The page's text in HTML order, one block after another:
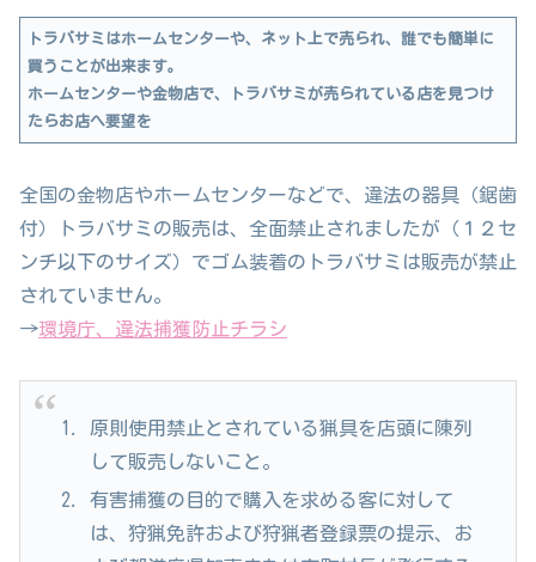
トラバサミはホームセンターや、ネット上で売られ、誰でも簡単に
買うことが出来ます。
ホームセンターや金物店で、トラバサミが売られている店を見つけ
たらお店へ要望を
全国の金物店やホームセンターなどで、違法の器具（鋸歯
付）トラバサミの販売は、全面禁止されましたが（１２セ
ンチ以下のサイズ）でゴム装着のトラバサミは販売が禁止
されていません。
→環境庁、違法捕獲防止チラシ
原則使用禁止とされている猟具を店頭に陳列
して販売しないこと。
有害捕獲の目的で購入を求める客に対して
は、狩猟免許および狩猟者登録票の提示、お